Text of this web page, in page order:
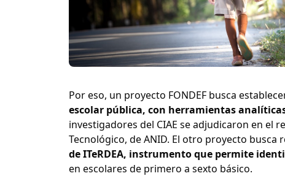
Por eso, un proyecto FONDEF busca
escolar pública, con herramientas
investigadores del CIAE se adjudicaron en el
Tecnológico, de ANID. El otro proyecto busca
de ITeRDEA, instrumento que permite
en escolares de primero a sexto básico.